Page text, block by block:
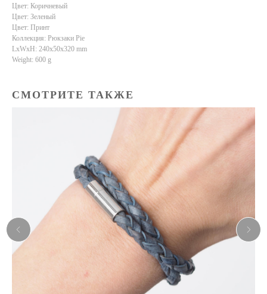
Цвет: Коричневый
Цвет: Зеленый
Цвет: Принт
Коллекция: Рюкзаки Pie
LxWxH: 240x50x320 mm
Weight: 600 g
СМОТРИТЕ ТАКЖЕ